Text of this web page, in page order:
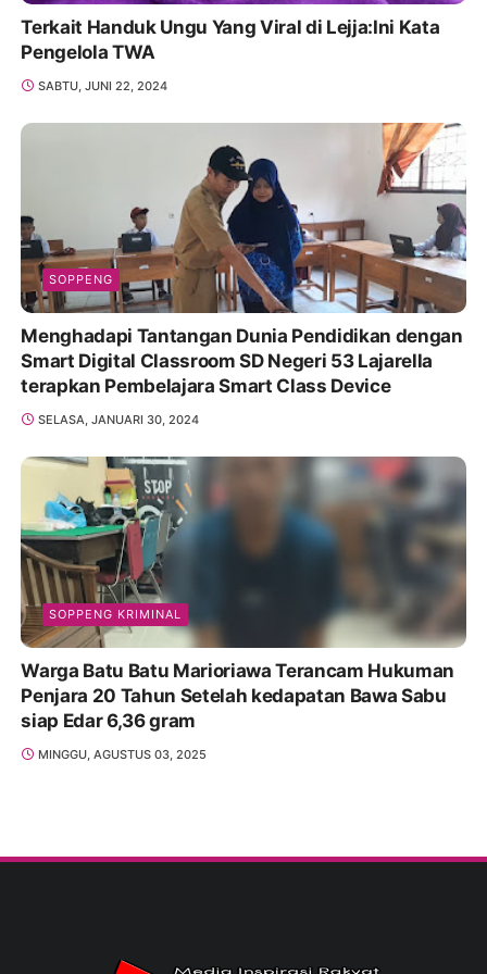
Terkait Handuk Ungu Yang Viral di Lejja:Ini Kata
Pengelola TWA
SABTU, JUNI 22, 2024
SOPPENG
Menghadapi Tantangan Dunia Pendidikan dengan
Smart Digital Classroom SD Negeri 53 Lajarella
terapkan Pembelajara Smart Class Device
SELASA, JANUARI 30, 2024
SOPPENG KRIMINAL
Warga Batu Batu Marioriawa Terancam Hukuman
Penjara 20 Tahun Setelah kedapatan Bawa Sabu
siap Edar 6,36 gram
MINGGU, AGUSTUS 03, 2025